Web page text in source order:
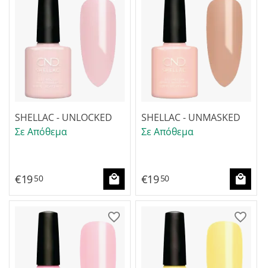
SHELLAC - UNLOCKED
Σε Απόθεμα
€1950
SHELLAC - UNMASKED
Σε Απόθεμα
€1950